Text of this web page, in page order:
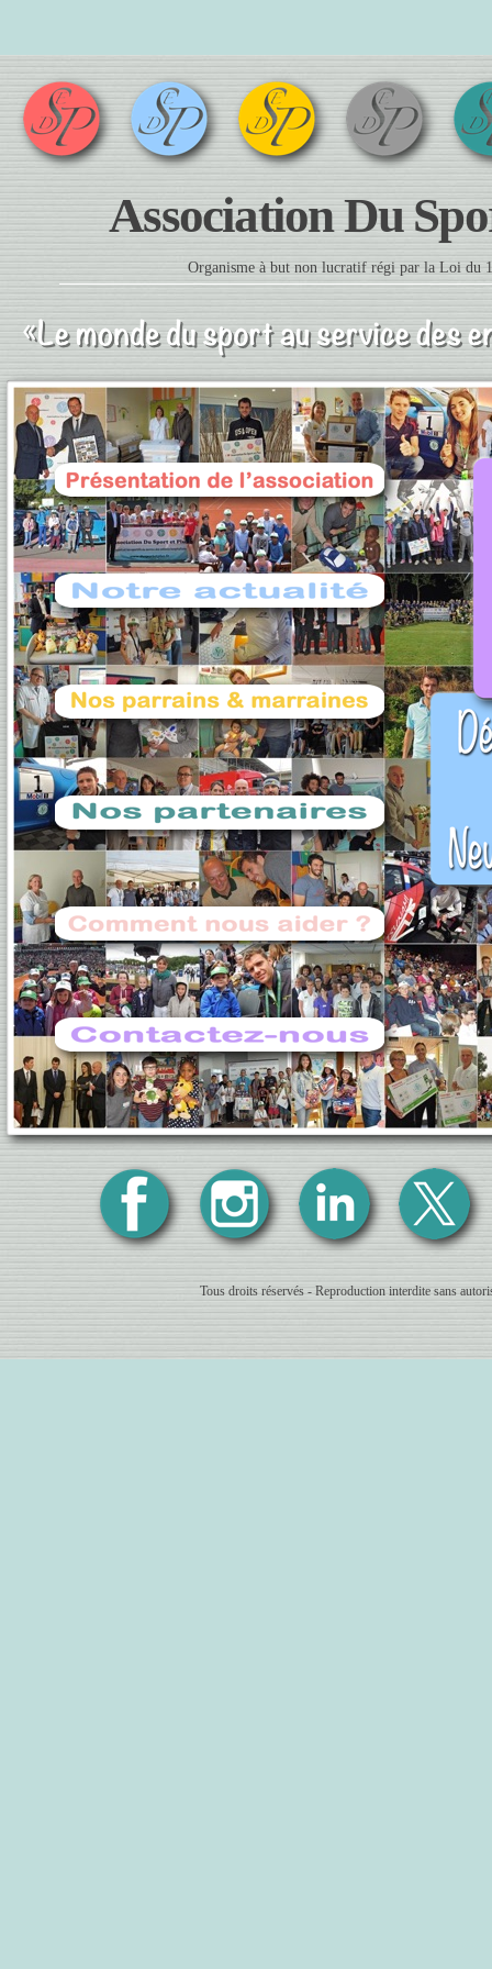
Association Du
Organisme à but non lucratif régi par la Loi du
Tous droits réservés - Reproduction interdite sans